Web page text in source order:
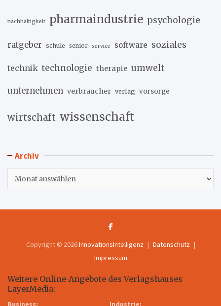
nachhaltigkeit pharmaindustrie psychologie
ratgeber schule senior service software soziales
technik technologie therapie umwelt
unternehmen verbraucher verlag vorsorge
wirtschaft wissenschaft
Archiv
Copyright © 2026InnovationsIntelligenz
Datenschutz
Impressum
Weitere Online-Angebote des Verlagshauses
LayerMedia:
Business:
Industrie: